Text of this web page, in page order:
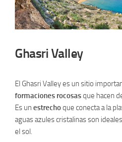
Ghasri Valley
El Ghasri Valley es un sitio
formaciones rocosasque hacen
Es un estrechoque conecta a la
aguas azules cristalinas son
el sol.